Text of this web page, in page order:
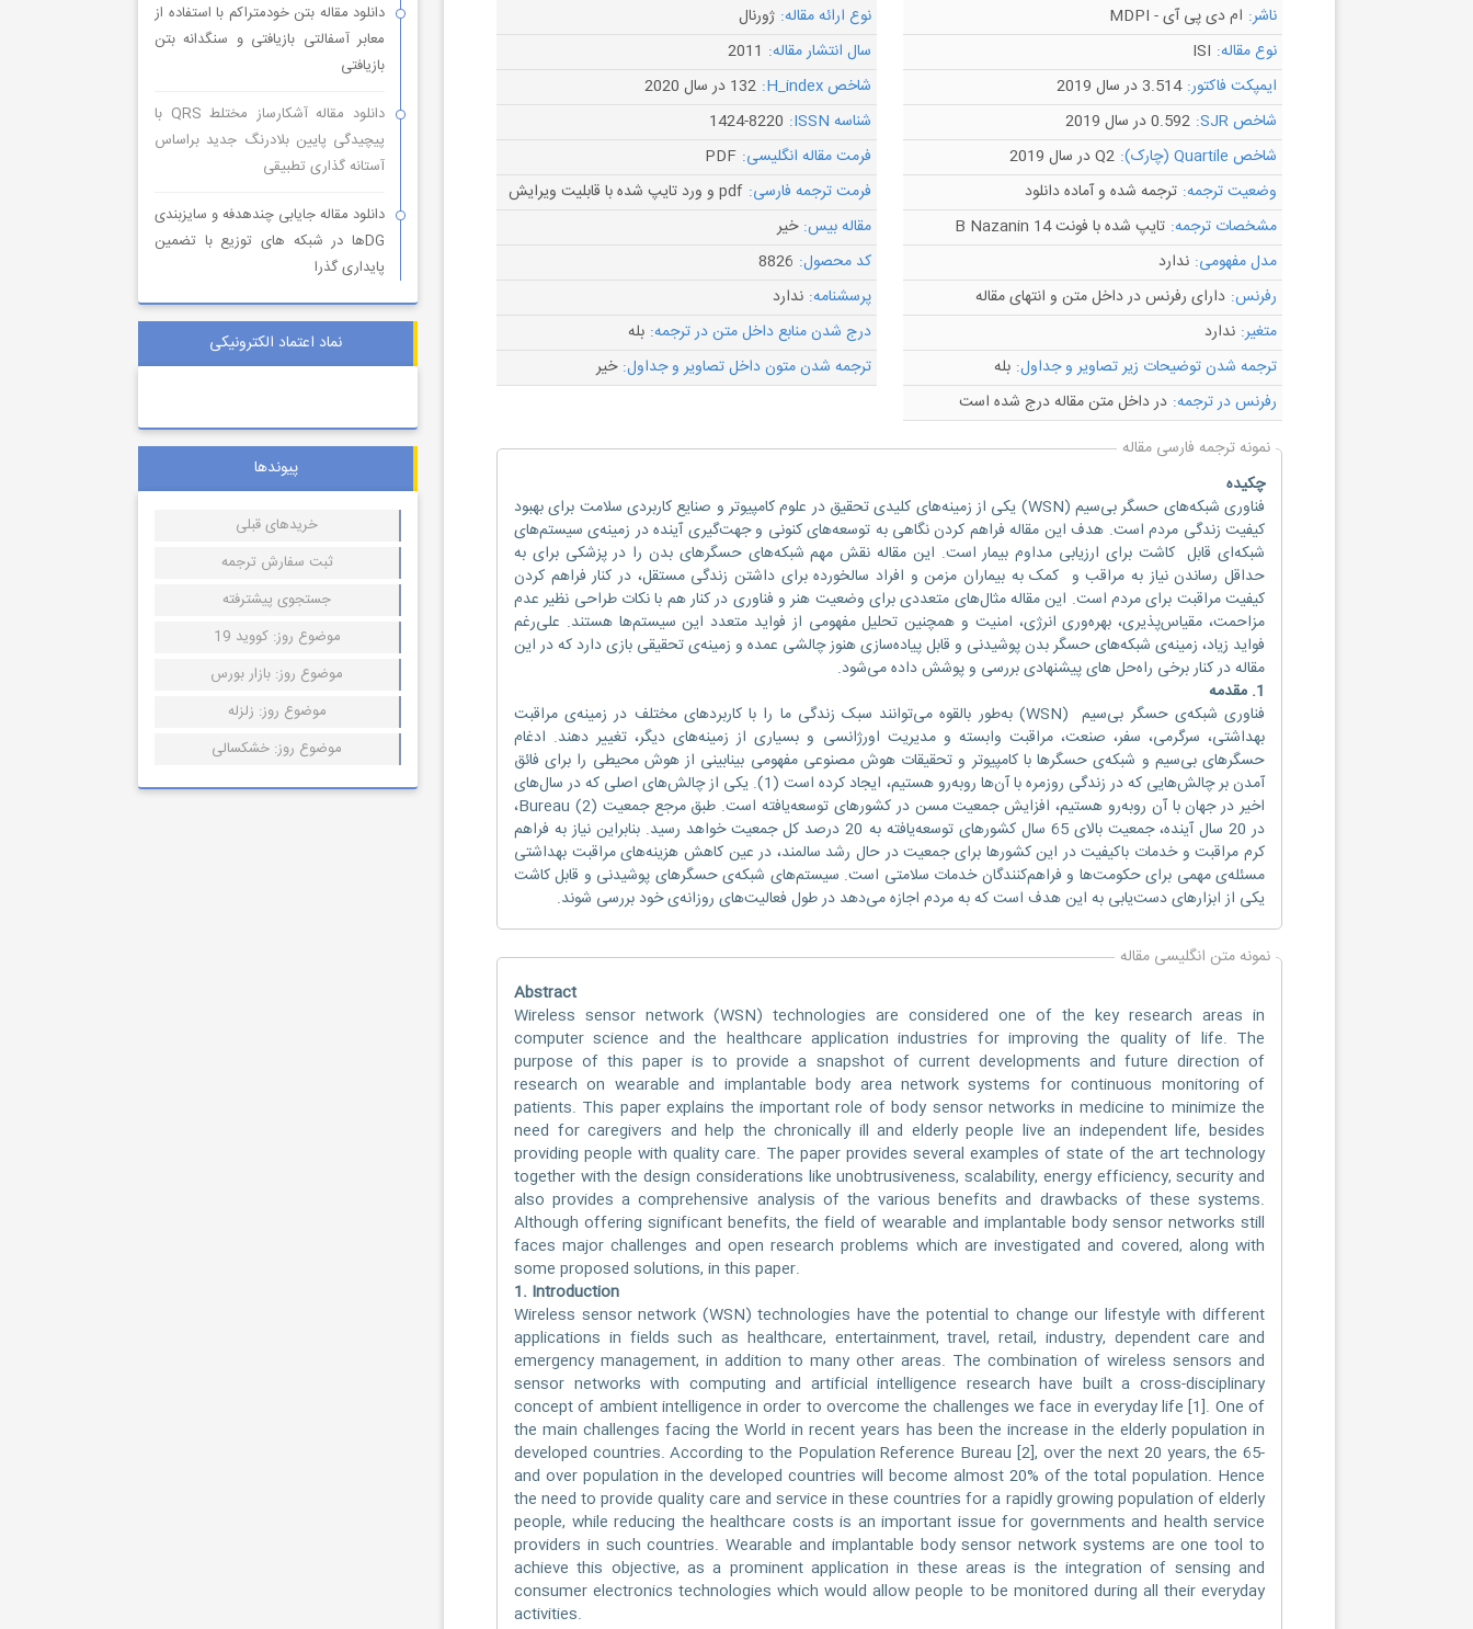
ناشر: ام دی پی آی - MDPI نوع ارائه مقاله: ژورنال
نوع مقاله: ISI سال انتشار مقاله: 2011
ایمپکت فاکتور: 3.514 در سال 2019 شاخص H_index:
132 در سال 2020
شاخص SJR:
0.592 در سال 2019 شناسه ISSN:
1424-8220
شاخص Quartile (چارک):
Q2 در سال 2019 فرمت مقاله انگلیسی: PDF
وضعیت ترجمه: ترجمه شده و آماده دانلود فرمت ترجمه فارسی: pdf و ورد تایپ شده با قابلیت ویرایش
مشخصات ترجمه: تایپ شده با فونت B Nazanin 14 مقاله بیس: خیر
مدل مفهومی: ندارد کد محصول: 8826
رفرنس: دارای رفرنس در داخل متن و انتهای مقاله پرسشنامه: ندارد
متغیر: ندارد درج شدن منابع داخل متن در ترجمه: بله
ترجمه شدن توضیحات زیر تصاویر و جداول: بله ترجمه شدن متون داخل تصاویر و جداول: خیر
رفرنس در ترجمه: در داخل متن مقاله درج شده است
نمونه ترجمه فارسی مقاله
چکیده
فناوری شبکه‌های حسگر بی‌سیم (WSN) یکی از زمینه‌های کلیدی تحقیق در علوم کامپیوتر و صنایع کاربردی سلامت برای بهبود
کیفیت زندگی مردم است. هدف این مقاله فراهم کردن نگاهی به توسعه‌های کنونی و جهت‌گیری آینده در زمینه‌ی سیستم‌های
شبکه‌ای قابل کاشت برای ارزیابی مداوم بیمار است. این مقاله نقش مهم شبکه‌های حسگرهای بدن را در پزشکی برای به
حداقل رساندن نیاز به مراقب و کمک به بیماران مزمن و افراد سالخورده برای داشتن زندگی مستقل، در کنار فراهم کردن
کیفیت مراقبت برای مردم است. این مقاله مثال‌های متعددی برای وضعیت هنر و فناوری در کنار هم با نکات طراحی نظیر عدم
مزاحمت، مقیاس‌پذیری، بهره‌وری انرژی، امنیت و همچنین تحلیل مفهومی از فواید متعدد این سیستم‌ها هستند. علی‌رغم
فواید زیاد، زمینه‌ی شبکه‌های حسگر بدن پوشیدنی و قابل پیاده‌سازی هنوز چالشی عمده و زمینه‌ی تحقیقی بازی دارد که در این
مقاله در کنار برخی راه‌حل های پیشنهادی بررسی و پوشش داده می‌شود.
1. مقدمه
فناوری شبکه‌ی حسگر بی‌سیم (WSN) به‌طور بالقوه می‌توانند سبک زندگی ما را با کاربردهای مختلف در زمینه‌ی مراقبت
بهداشتی، سرگرمی، سفر، صنعت، مراقبت وابسته و مدیریت اورژانسی و بسیاری از زمینه‌های دیگر، تغییر دهند. ادغام
حسگرهای بی‌سیم و شبکه‌ی حسگرها با کامپیوتر و تحقیقات هوش مصنوعی مفهومی بینابینی از هوش محیطی را برای فائق
آمدن بر چالش‌هایی که در زندگی روزمره با آن‌ها روبه‌رو هستیم، ایجاد کرده است (1). یکی از چالش‌های اصلی که در سال‌های
اخیر در جهان با آن روبه‌رو هستیم، افزایش جمعیت مسن در کشورهای توسعه‌یافته است. طبق مرجع جمعیت Bureau (2)،
در 20 سال آینده، جمعیت بالای 65 سال کشورهای توسعه‌یافته به 20 درصد کل جمعیت خواهد رسید. بنابراین نیاز به فراهم
کرم مراقبت و خدمات باکیفیت در این کشورها برای جمعیت در حال رشد سالمند، در عین کاهش هزینه‌های مراقبت بهداشتی
مسئله‌ی مهمی برای حکومت‌ها و فراهم‌کنندگان خدمات سلامتی است. سیستم‌های شبکه‌ی حسگرهای پوشیدنی و قابل کاشت
یکی از ابزارهای دست‌یابی به این هدف است که به مردم اجازه می‌دهد در طول فعالیت‌های روزانه‌ی خود بررسی شوند.
نمونه متن انگلیسی مقاله
Abstract
Wireless sensor network (WSN) technologies are considered one of the key research areas in
computer science and the healthcare application industries for improving the quality of life. The
purpose of this paper is to provide a snapshot of current developments and future direction of
research on wearable and implantable body area network systems for continuous monitoring of
patients. This paper explains the important role of body sensor networks in medicine to minimize the
need for caregivers and help the chronically ill and elderly people live an independent life, besides
providing people with quality care. The paper provides several examples of state of the art technology
together with the design considerations like unobtrusiveness, scalability, energy efficiency, security and
also provides a comprehensive analysis of the various benefits and drawbacks of these systems.
Although offering significant benefits, the field of wearable and implantable body sensor networks still
faces major challenges and open research problems which are investigated and covered, along with
some proposed solutions, in this paper.
1. Introduction
Wireless sensor network (WSN) technologies have the potential to change our lifestyle with different
applications in fields such as healthcare, entertainment, travel, retail, industry, dependent care and
emergency management, in addition to many other areas. The combination of wireless sensors and
sensor networks with computing and artificial intelligence research have built a cross-disciplinary
concept of ambient intelligence in order to overcome the challenges we face in everyday life [1]. One of
the main challenges facing the World in recent years has been the increase in the elderly population in
developed countries. According to the Population Reference Bureau [2], over the next 20 years, the 65-
and over population in the developed countries will become almost 20% of the total population. Hence
the need to provide quality care and service in these countries for a rapidly growing population of elderly
people, while reducing the healthcare costs is an important issue for governments and health service
providers in such countries. Wearable and implantable body sensor network systems are one tool to
achieve this objective, as a prominent application in these areas is the integration of sensing and
consumer electronics technologies which would allow people to be monitored during all their everyday
activities.
دانلود مقاله بتن خودمتراکم با استفاده از
معابر آسفالتی بازیافتی و سنگدانه بتن
بازیافتی
دانلود مقاله آشکارساز مختلط QRS با
پیچیدگی پایین بلادرنگ جدید براساس
آستانه گذاری تطبیقی
دانلود مقاله جایابی چندهدفه و سایزبندی
DGها در شبکه های توزیع با تضمین
پایداری گذرا
نماد اعتماد الکترونیکی
پیوندها
خریدهای قبلی
ثبت سفارش ترجمه
جستجوی پیشترفته
موضوع روز: کووید 19
موضوع روز: بازار بورس
موضوع روز: زلزله
موضوع روز: خشکسالی